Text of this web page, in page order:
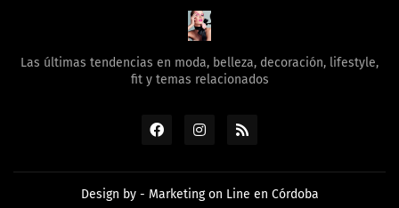
Las últimas tendencias en moda, belleza, decoración, lifestyle,
fit y temas relacionados
Design by - Marketing on Line en Córdoba